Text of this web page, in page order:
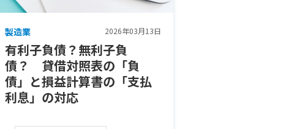
製造業 2026年03月13日
有利子負債？無利子負
債？ 貸借対照表の「負
債」と損益計算書の「支払
利息」の対応